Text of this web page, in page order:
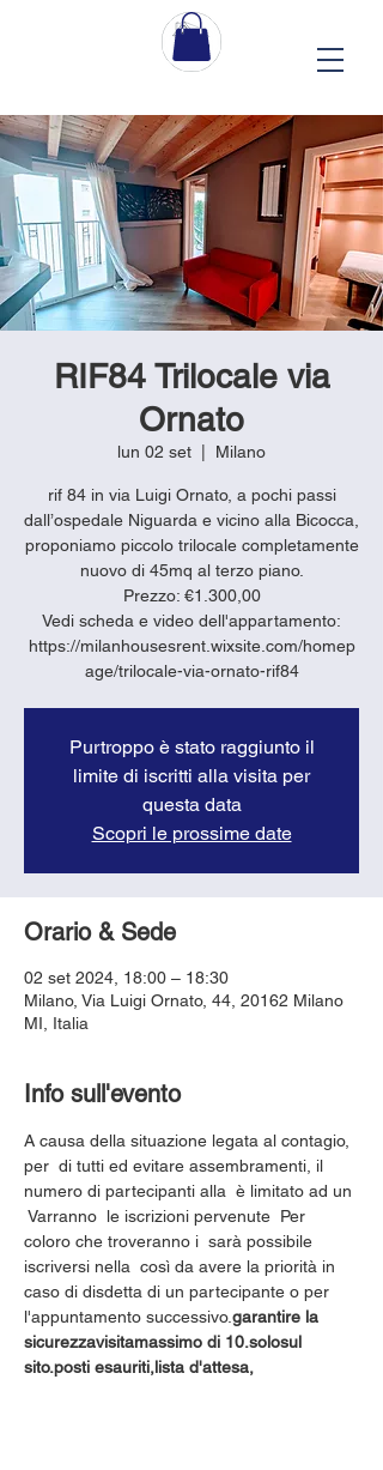
RIF84 Trilocale via
Ornato
lun 02 set Milano
rif 84 in via Luigi Ornato, a pochi passi
dall’ospedale Niguarda e vicino alla Bicocca,
proponiamo piccolo trilocale completamente
nuovo di 45mq al terzo piano.
Prezzo: €1.300,00
Vedi scheda e video dell'appartamento:
https://milanhousesrent.wixsite.com/homep
age/trilocale-via-ornato-rif84
Purtroppo è stato raggiunto il
limite di iscritti alla visita per
questa data
Scopri le prossime date
Orario & Sede
02 set 2024, 18:00 – 18:30
Milano, Via Luigi Ornato, 44, 20162 Milano
MI, Italia
Info sull'evento
A causa della situazione legata al contagio,
per di tutti ed evitare assembramenti, il
numero di partecipanti alla è limitato ad un
Varranno le iscrizioni pervenute Per
coloro che troveranno i sarà possibile
iscriversi nella così da avere la priorità in
caso di disdetta di un partecipante o per
l'appuntamento successivo.garantire la
sicurezzavisitamassimo di 10.solosul
sito.posti esauriti,lista d'attesa,